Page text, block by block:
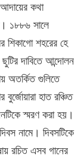
কথা
১৮৮৬ সালে
শিকাগো শহরের হে
দাবিতে আন্দোলন
অতর্কিত গুলিতে
হাত রঞ্চিত
স্মরণ করা হয়।
নামে। দিবসটিকে
রচিত এসব গানের